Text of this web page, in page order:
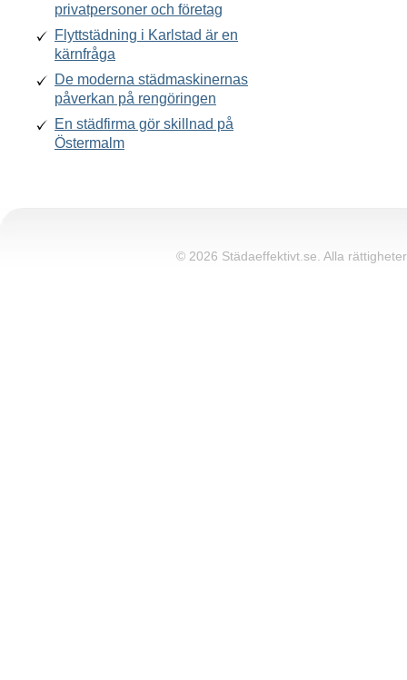
privatpersoner och företag
Flyttstädning i Karlstad är en
kärnfråga
De moderna städmaskinernas
påverkan på rengöringen
En städfirma gör skillnad på
Östermalm
© 2026 Städaeffektivt.se. Alla